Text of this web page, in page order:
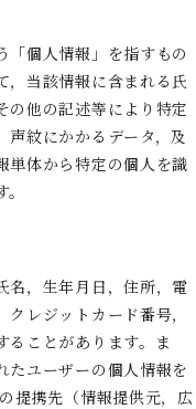
「個人情報」を指すもの
，当該情報に含まれる氏
の他の記述等により特定
声紋にかかるデータ，及
単体から特定の個人を識
名，生年月日，住所，電
レジットカード番号，
ることがあります。ま
たユーザーの個人情報を
提携先（情報提供元，広